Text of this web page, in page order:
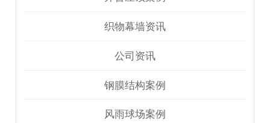
织物幕墙资讯
公司资讯
钢膜结构案例
风雨球场案例